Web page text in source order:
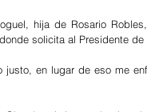
hija de Rosario
solicita al Presidente
justo, en lugar de eso me